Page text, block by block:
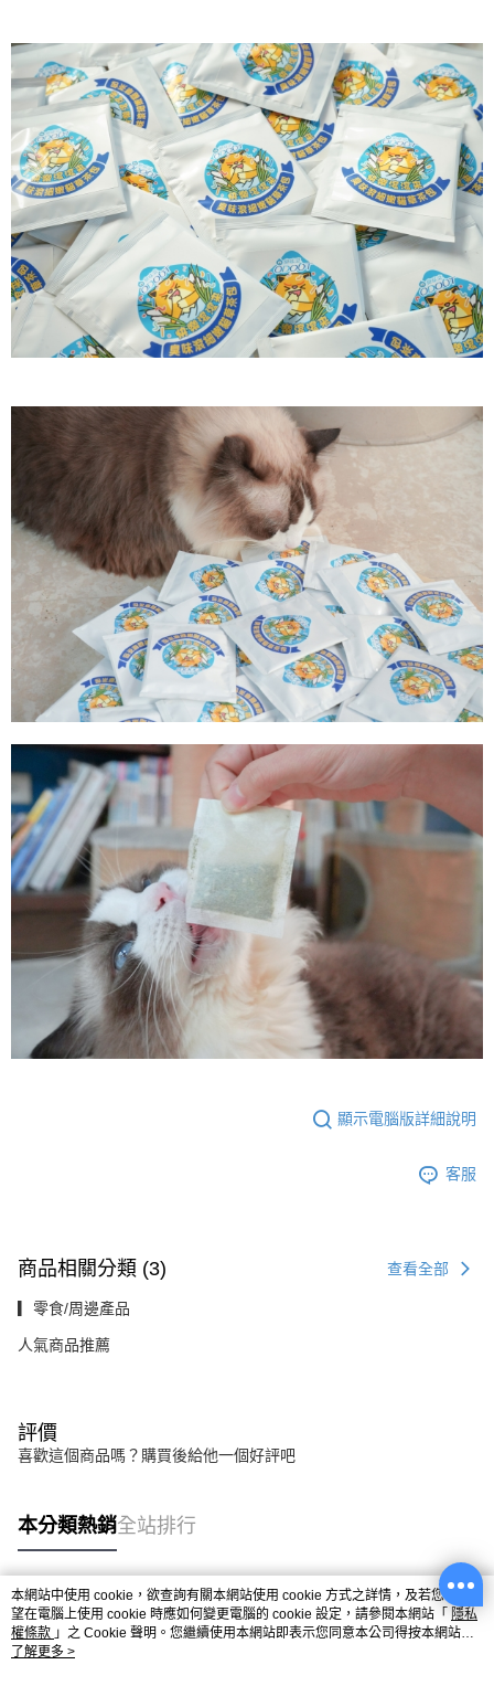
【大哥付你分期使用說明】
1.本服務由台灣大哥大提供，台灣大哥大用戶可立即使用無須另外申請。
2.付款方式選擇「大哥付你分期」，訂單成立後會自動跳轉到大哥付的交易
流程，驗證手機門號後，選擇欲分期的期數、繳款截止日，確認付款後即完
成交易。
3.實際核准額度、可分期數及費用金額請依後續交易確認頁面所載為準。
4.訂單成立30分鐘內，如未前往確認交易或遇審核未通過，訂單將自動取
消。如遇「轉專審核」未通過狀況，表示未達大哥付你分期系統評分，恕無
法說明評估內容。
【繳款方式說明】
1.分期款項不併入電信帳單，「大哥付你分期」於每月結算日後寄送繳費提
醒簡訊。
2.透過簡訊連結打開帳單後，可選擇「超商條碼／台灣大直營門市／銀行轉
帳／街口支付／iPASS MONEY」等通路繳費。
【注意事項】
買賣價金債權讓與本公司後，依約使用本公司帳單繳交帳款。
2.基於同意付款使用「大哥付你分期」之契約關係目的，商店將以您的個人
資料（包含姓名、電話或地址）提供予台灣大哥大進項蒐集、處理及利用，
由本公司與您本人進行分期帳單所需資料之確認、核對及更正。
3.完整用戶服務條款，請詳閱以下連結：https://oppay.tw/userRule
AFTEE先享後付
相關說明
【關於「AFTEE先享後付」】
AFTEE先享後付是「在收到商品之後才付款」的支付方式。 讓您購物簡單
便利好安心！
１．簡單：不需註冊會員、不需綁卡、不需儲值。
２．便利：只要手機號碼，簡訊認證，即可結帳。
３．安心：先確認商品／服務後，再付款。
【「AFTEE先享後付」結帳流程】
１．於結帳方式選擇「AFTEE先享後付」後，將跳轉至「AFTEE先享後付」
結帳頁面，進行簡訊認證並確認金額後，即可完成結帳。
２．訂單成立數日內，您將收到繳費通知簡訊。
３．收到繳費通知簡訊後14天內，點擊此簡訊中的連結，可透過四大超商／
ATM／網路銀行／等多元方式進行付款，方視為交易完成。
後付繳納相關費用。
※ 交易是否成功請以「AFTEE先享後付 」之結帳頁面顯示為準，若有關於
是否繳費成功／繳費後需取消欲退款等相關疑問，請聯繫「AFTEE先享後付
客戶支援中心」
https://netprotections.freshdesk.com/support/home
【注意事項】
１．透過由恩沛科技股份有限公司提供之「AFTEE先享後付」服務完成之交
易，需依本服務之必要範圍內提供個人資料，並將交易相關給付款項請求債
權轉讓予恩沛科技股份有限公司。
２．關於個人資料處理事宜，請瀏覽以下網址：
https://aftee.tw/terms/#terms3
３．未成年的使用者請事先徵得法定代理人或監護人之同意方可使用
「AFTEE先享後付」，若未經同意申辦者引起之損失，本公司不負相關責
４．使用「AFTEE先享後付」時，將依據個別帳號之用戶狀況，依本公司即
時審查核予不同之上限額度；若仍有額度不足之情形，本公司將視審查結果
５．嚴禁一人註冊多個帳號或使用他人資訊註冊。若發現惡意使用之情形，
恩沛科技股份有限公司將有權停止該用戶之使用額度並採取法律行動。
ATM付款
貨到付款
運送方式
全家取貨付款(限重5公斤，兩包貓砂以上無法寄送)
每筆NT$80，滿NT$1,200(含以上)免運費
付款後全家取貨
7-11取貨付款(限重5公斤，兩包貓砂以上無法寄送)
每筆NT$80，滿NT$1,200(含以上)免運費
付款後7-11取貨
每筆NT$80，滿NT$1,200(含以上)免運費
宅配(無配送離島)
每筆NT$100，滿NT$1,200(含以上)免運費
郵局(下單後不含六日3天出貨、無貨到付款)
每筆NT$150，滿NT$1,500(含以上)免運費
郵局 (定期購送離島專屬)
每筆NT$150，滿NT$1,500(含以上)免運費
黑貓宅配
每筆NT$145
貨到付款(無配送離島)
每筆NT$130，滿NT$1,200(含以上)免運費
顯示電腦版詳細說明
客服
商品相關分類 (3) 查看全部
▎零食/周邊產品
人氣商品推薦
評價
喜歡這個商品嗎？購買後給他一個好評吧
本分類熱銷全站排行
熱門標籤
本網站中使用 cookie，欲查詢有關本網站使用 cookie 方式之詳情，及若您不希
望在電腦上使用 cookie 時應如何變更電腦的 cookie 設定，請參閱本網站「 隱私
權條款 」之 Cookie 聲明。您繼續使用本網站即表示您同意本公司得按本網站使
用條款之 Cookie 聲明使用 cookie。
了解更多 >